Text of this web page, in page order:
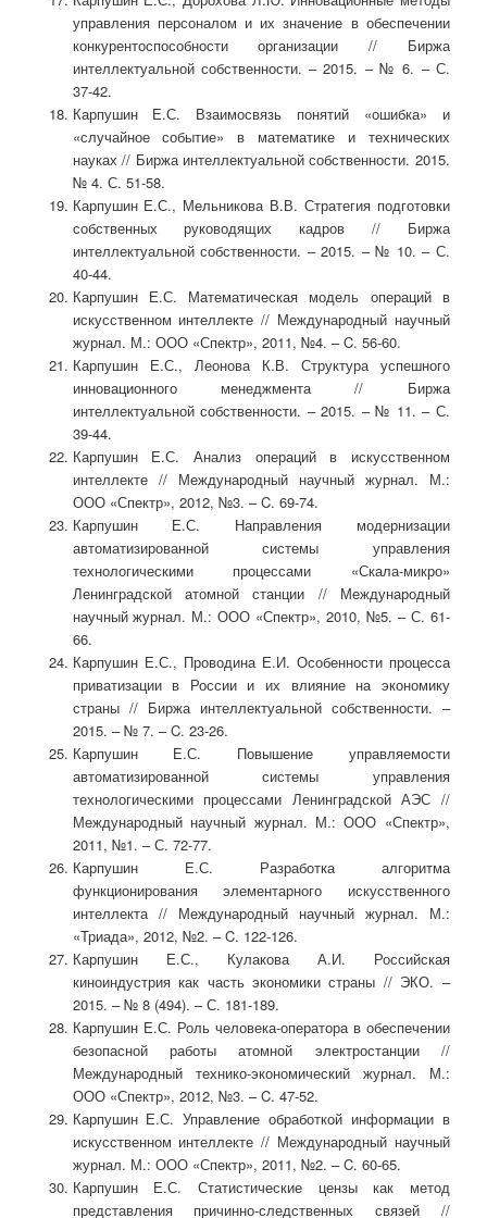
управления персоналом и их значение в обеспечении
конкурентоспособности организации // Биржа
интеллектуальной собственности. – 2015. – № 6. – С.
37-42.
Карпушин Е.С. Взаимосвязь понятий «ошибка» и
«случайное событие» в математике и технических
науках // Биржа интеллектуальной собственности. 2015.
№ 4. С. 51-58.
Карпушин Е.С., Мельникова В.В. Стратегия подготовки
собственных руководящих кадров // Биржа
интеллектуальной собственности. – 2015. – № 10. – С.
40-44.
Карпушин Е.С. Математическая модель операций в
искусственном интеллекте // Международный научный
журнал. М.: ООО «Спектр», 2011, №4. – C. 56-60.
Карпушин Е.С., Леонова К.В. Структура успешного
инновационного менеджмента // Биржа
интеллектуальной собственности. – 2015. – № 11. – С.
39-44.
Карпушин Е.С. Анализ операций в искусственном
интеллекте // Международный научный журнал. М.:
ООО «Спектр», 2012, №3. – C. 69-74.
Карпушин Е.С. Направления модернизации
автоматизированной системы управления
технологическими процессами «Скала-микро»
Ленинградской атомной станции // Международный
научный журнал. М.: ООО «Спектр», 2010, №5. – С. 61-
66.
Карпушин Е.С., Проводина Е.И. Особенности процесса
приватизации в России и их влияние на экономику
страны // Биржа интеллектуальной собственности. –
2015. – № 7. – C. 23-26.
Карпушин Е.С. Повышение управляемости
автоматизированной системы управления
технологическими процессами Ленинградской АЭС //
Международный научный журнал. М.: ООО «Спектр»,
2011, №1. – С. 72-77.
Карпушин Е.С. Разработка алгоритма
функционирования элементарного искусственного
интеллекта // Международный научный журнал. М.:
«Триада», 2012, №2. – C. 122-126.
Карпушин Е.С., Кулакова А.И. Российская
киноиндустрия как часть экономики страны // ЭКО. –
2015. – № 8 (494). – С. 181-189.
Карпушин Е.С. Роль человека-оператора в обеспечении
безопасной работы атомной электростанции //
Международный технико-экономический журнал. М.:
ООО «Спектр», 2012, №3. – C. 47-52.
Карпушин Е.С. Управление обработкой информации в
искусственном интеллекте // Международный научный
журнал. М.: ООО «Спектр», 2011, №2. – C. 60-65.
Карпушин Е.С. Статистические цензы как метод
представления причинно-следственных связей //